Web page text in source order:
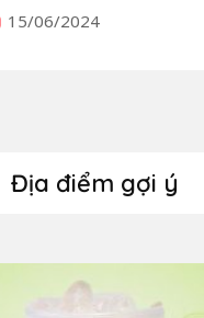
15/06/2024
Địa điểm gợi ý